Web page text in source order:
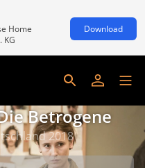
Home
KG
Download
Betrogene
2018